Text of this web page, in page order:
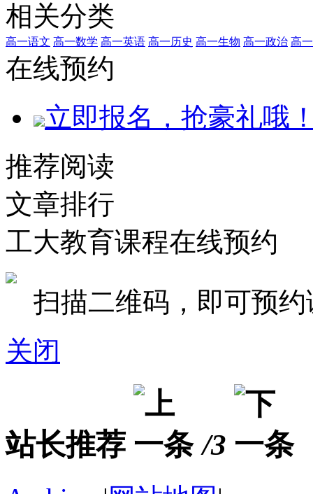
相关分类
高一语文 高一数学 高一英语 高一历史 高一生物 高一政治 高
在线预约
立即报名，抢豪礼哦
推荐阅读
文章排行
工大教育课程在线预约
扫描二维码，即可预
关闭
站长推荐 /3